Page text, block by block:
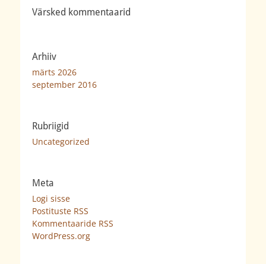
Värsked kommentaarid
Arhiiv
märts 2026
september 2016
Rubriigid
Uncategorized
Meta
Logi sisse
Postituste RSS
Kommentaaride RSS
WordPress.org